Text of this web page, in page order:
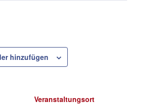
hinzufügen
Veranstaltungsort